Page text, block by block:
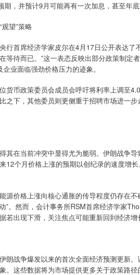
，并预计9月可能再有一次加息，甚至年
望”策略
首席经济学家皮尔在4月17日公开表达了
等待而已。”这一表态反映出部分政策制定
业面临强劲价格压力的迹象。
币政策委员会成员会呼吁将利率上调至
之下，其他委员则更侧重于招聘市场进一
在当前冲突中显得尤为脆弱。伊朗战争导
12个月价格上涨的预期以创纪录的速度增
价格上涨向核心通胀的传导程度仍存在不
”。然而，会计事务所RSM首席经济学家
若出现下滑，关注焦点可能重新回到经济增
战争爆发以来的首次全面经济预测更新。
这些数据将为市场提供更多关于政策路径